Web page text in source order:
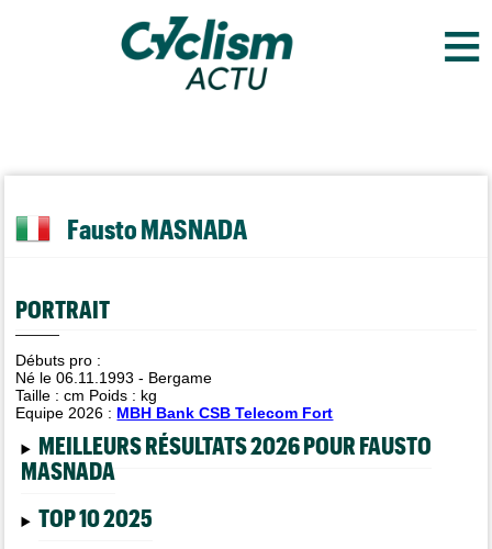
≡
Fausto MASNADA
PORTRAIT
Débuts pro :
Né le 06.11.1993 - Bergame
Taille :cm Poids : kg
Equipe 2026 : MBH Bank CSB Telecom Fort
MEILLEURS RÉSULTATS 2026 POUR FAUSTO
MASNADA
TOP 10 2025